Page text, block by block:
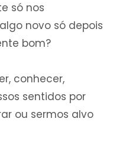
só nos
novo só depois
bom?
conhecer,
sentidos por
ou sermos alvo